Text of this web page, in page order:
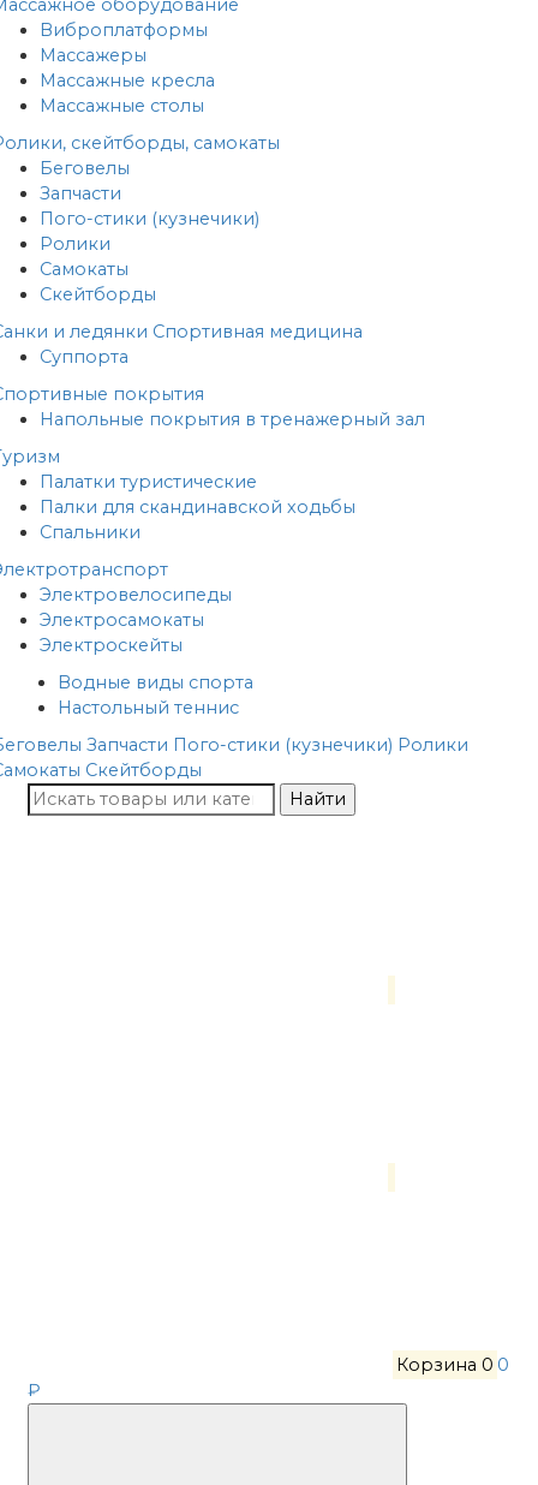
оборудование
Виброплатформы
Массажеры
Массажные кресла
Массажные столы
скейтборды, самокаты
Беговелы
Запчасти
Пого-стики (кузнечики)
Ролики
Самокаты
Скейтборды
и ледянки Спортивная медицина
Суппорта
покрытия
Напольные покрытия в тренажерный зал
Палатки туристические
Палки для скандинавской ходьбы
Спальники
Электровелосипеды
Электросамокаты
Электроскейты
Водные виды спорта
Настольный теннис
Запчасти Пого-стики (кузнечики) Ролики
Скейтборды
Найти
Корзина 0 0
₽